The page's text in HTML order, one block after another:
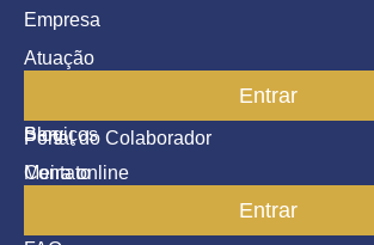
Empresa
Atuação
Blog
Contato
Portal do Colaborador
Entrar
Serviços
Meira online
Entrar